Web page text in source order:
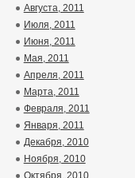
Августа, 2011
Июля, 2011
Июня, 2011
Мая, 2011
Апреля, 2011
Марта, 2011
Февраля, 2011
Января, 2011
Декабря, 2010
Ноября, 2010
Октября, 2010